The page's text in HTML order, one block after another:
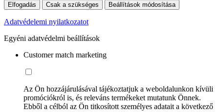
Elfogadás Csak a szükséges Beállítások módosítása
Adatvédelemi nyilatkozatot
Egyéni adatvédelmi beállítások
Customer match marketing
Az Ön hozzájárulásával tájékoztatjuk a weboldalunkon kívüli
promóciókról is, és releváns termékeket mutatunk Önnek.
Ebből a célból az Ön titkosított személyes adatait a következő